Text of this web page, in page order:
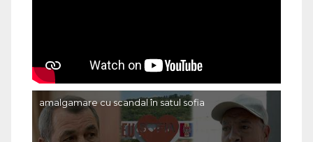
amalgamare cu scandal în satul sofia